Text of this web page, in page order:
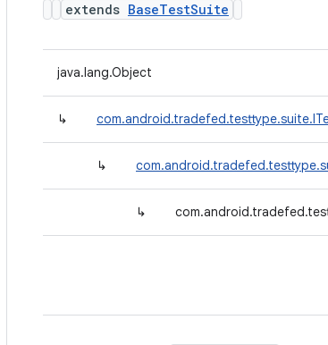
extends BaseTestSuite
java.lang.Object
↳
↳
↳